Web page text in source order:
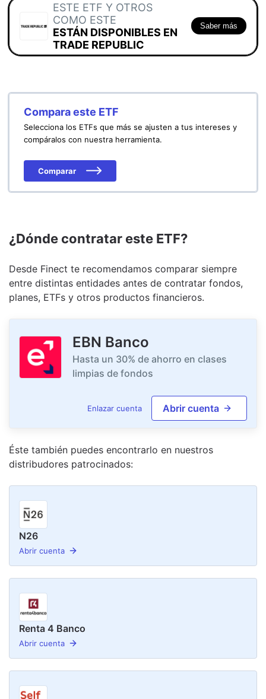
ESTE ETF Y OTROS
COMO ESTE
ESTÁN DISPONIBLES EN
TRADE REPUBLIC
Saber más
Compara este ETF
Selecciona los ETFs que más se ajusten a tus intereses y
compáralos con nuestra herramienta.
Comparar
¿Dónde contratar este ETF?
Desde Finect te recomendamos comparar siempre
entre distintas entidades antes de contratar fondos,
planes, ETFs y otros productos financieros.
EBN Banco
Hasta un 30% de ahorro en clases
limpias de fondos
Enlazar cuenta Abrir cuenta
Éste también puedes encontrarlo en nuestros
distribudores patrocinados:
N26
Abrir cuenta
Renta 4 Banco
Abrir cuenta